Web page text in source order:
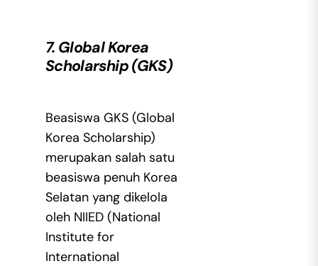
7. Global Korea
Scholarship (GKS)
Beasiswa GKS (Global
Korea Scholarship)
merupakan salah satu
beasiswa penuh Korea
Selatan yang dikelola
oleh NIIED (National
Institute for
International